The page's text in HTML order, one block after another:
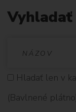
Hladať len v
(Bavlnené